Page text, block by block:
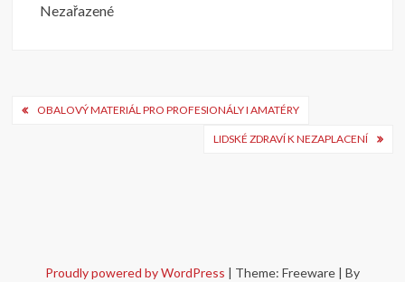
Nezařazené
Navigace
OBALOVÝ MATERIÁL PRO PROFESIONÁLY I AMATÉRY
LIDSKÉ ZDRAVÍ K NEZAPLACENÍ
Proudly powered by WordPress | Theme: Freeware | By